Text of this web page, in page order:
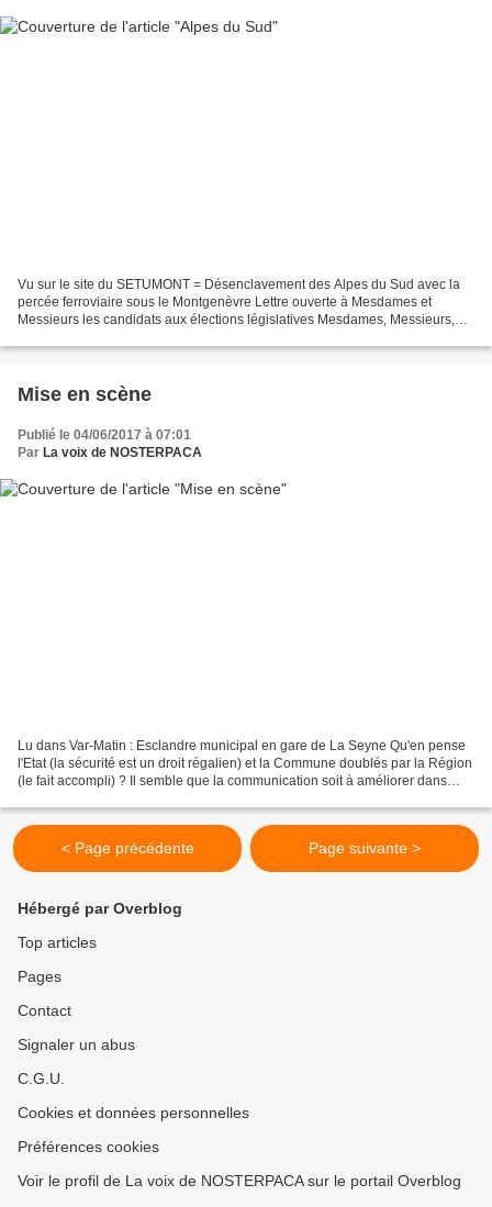
Vu sur le site du SETUMONT = Désenclavement des Alpes du Sud avec la
percée ferroviaire sous le Montgenèvre Lettre ouverte à Mesdames et
Messieurs les candidats aux élections législatives Mesdames, Messieurs,
Mise en scène
Publié le 04/06/2017 à 07:01
Par La voix de NOSTERPACA
Lu dans Var-Matin : Esclandre municipal en gare de La Seyne Qu'en pense
l'Etat (la sécurité est un droit régalien) et la Commune doublés par la Région
(le fait accompli) ? Il semble que la communication soit à améliorer dans
< Page précédente Page suivante >
Hébergé par Overblog
Top articles
Pages
Contact
Signaler un abus
C.G.U.
Cookies et données personnelles
Préférences cookies
Voir le profil de La voix de NOSTERPACA sur le portail Overblog